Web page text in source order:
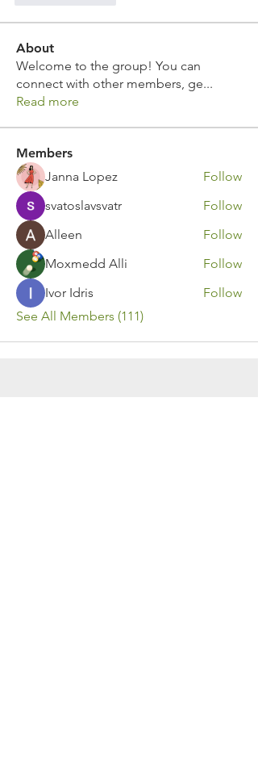
About
Welcome to the group! You can
connect with other members, ge...
Read more
Members
Janna Lopez
Follow
svatoslavsvatr
Follow
Alleen
Follow
Moxmedd Alli
Follow
Ivor Idris
Follow
See All Members (111)